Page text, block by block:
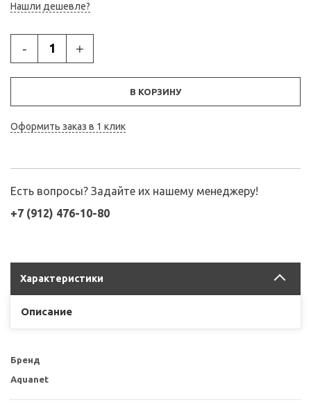
Нашли дешевле?
- +
В КОРЗИНУ
Оформить заказ в 1 клик
Есть вопросы? Задайте их нашему менеджеру!
+7 (912) 476-10-80
Характеристики
Описание
Бренд
Aquanet